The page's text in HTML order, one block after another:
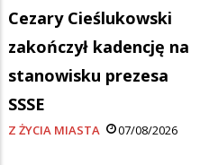
Cezary Cieślukowski
zakończył kadencję na
stanowisku prezesa
SSSE
Z ŻYCIA MIASTA 07/08/2026